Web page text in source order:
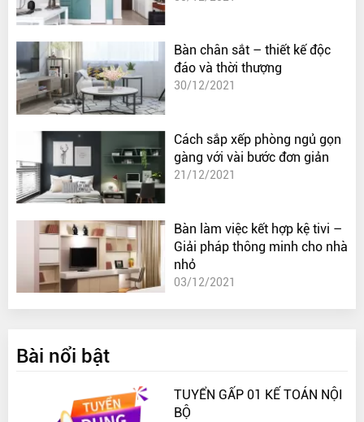
Bàn chân sắt – thiết kế độc
đáo và thời thượng
30/12/2021
Cách sắp xếp phòng ngủ gọn
gàng với vài bước đơn giản
21/12/2021
Bàn làm việc kết hợp kệ tivi –
Giải pháp thông minh cho nhà
nhỏ
03/12/2021
Bài nổi bật
TUYỂN GẤP 01 KẾ TOÁN NỘI
BỘ